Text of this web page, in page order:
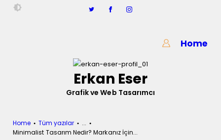
Home
Erkan Eser
Grafik ve Web Tasarımcı
Home Tüm yazılar
...
Minimalist Tasarım Nedir? Markanız İçin...